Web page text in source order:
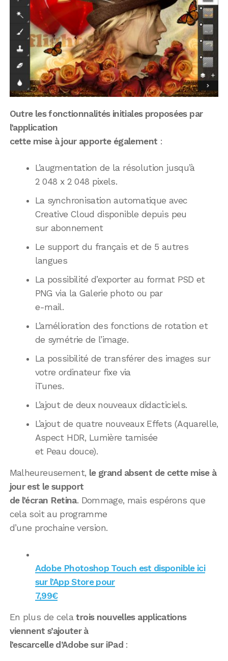
Outre les fonctionnalités initiales proposées par
l’application
cette mise à jour apporte également :
L’augmentation de la résolution jusqu’à
2 048 x 2 048 pixels.
La synchronisation automatique avec
Creative Cloud disponible depuis peu
sur abonnement
Le support du français et de 5 autres
langues
La possibilité d’exporter au format PSD et
PNG via la Galerie photo ou par
e-mail.
L’amélioration des fonctions de rotation et
de symétrie de l’image.
La possibilité de transférer des images sur
votre ordinateur fixe via
iTunes.
L’ajout de deux nouveaux didacticiels.
L’ajout de quatre nouveaux Effets (Aquarelle,
Aspect HDR, Lumière tamisée
et Peau douce).
Malheureusement, le grand absent de cette mise à
jour est le support
de l’écran Retina. Dommage, mais espérons que
cela soit au programme
d’une prochaine version.
Adobe Photoshop Touch est disponible ici
sur l’App Store pour
7,99€
En plus de celatrois nouvelles applications
viennent s’ajouter à
l’escarcelle d’Adobe sur iPad :